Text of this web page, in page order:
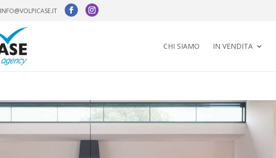
INFO@VOLPICASE.IT
CHI SIAMO IN VENDITA